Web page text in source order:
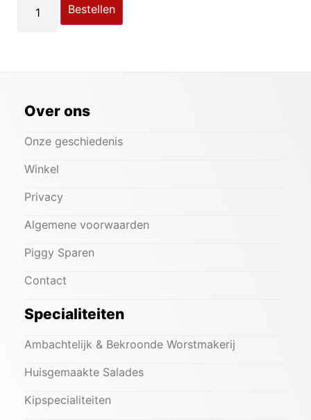
Bestellen
Over ons
Onze geschiedenis
Winkel
Privacy
Algemene voorwaarden
Piggy Sparen
Contact
Specialiteiten
Ambachtelijk & Bekroonde Worstmakerij
Huisgemaakte Salades
Kipspecialiteiten